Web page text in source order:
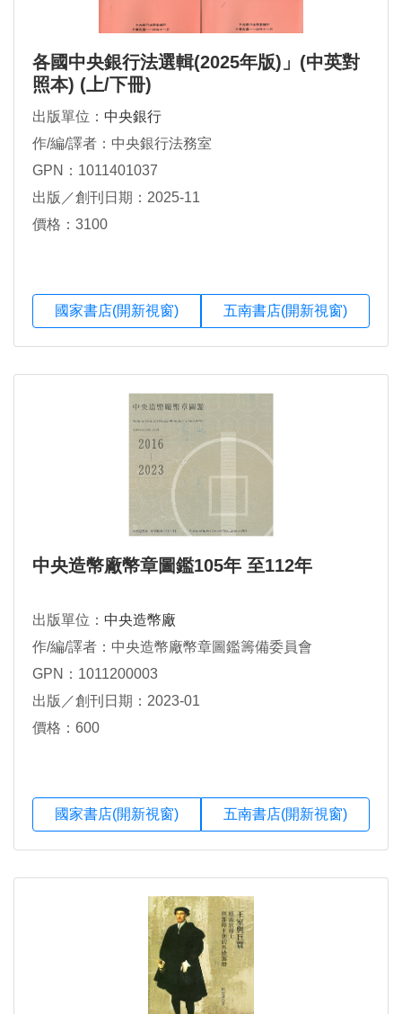
各國中央銀行法選輯(2025年版)」(中英對
照本) (上/下冊)
出版單位： 中央銀行
作/編/譯者：中央銀行法務室
GPN：1011401037
出版／創刊日期：2025-11
價格：3100
國家書店(開新視窗) 五南書店(開新視窗)
中央造幣廠幣章圖鑑105年 至112年
出版單位： 中央造幣廠
作/編/譯者：中央造幣廠幣章圖鑑籌備委員會
GPN：1011200003
出版／創刊日期：2023-01
價格：600
國家書店(開新視窗) 五南書店(開新視窗)